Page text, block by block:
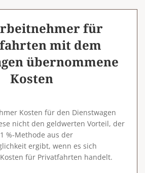
für
mit dem
übernommene
Kosten
Kosten für den Dienstwagen
nicht den geldwerten Vorteil, der
%-Methode aus der
ergibt, wenn es sich
für Privatfahrten handelt.